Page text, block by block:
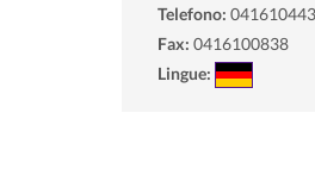
Telefono:
Fax: 0416100838
Lingue: